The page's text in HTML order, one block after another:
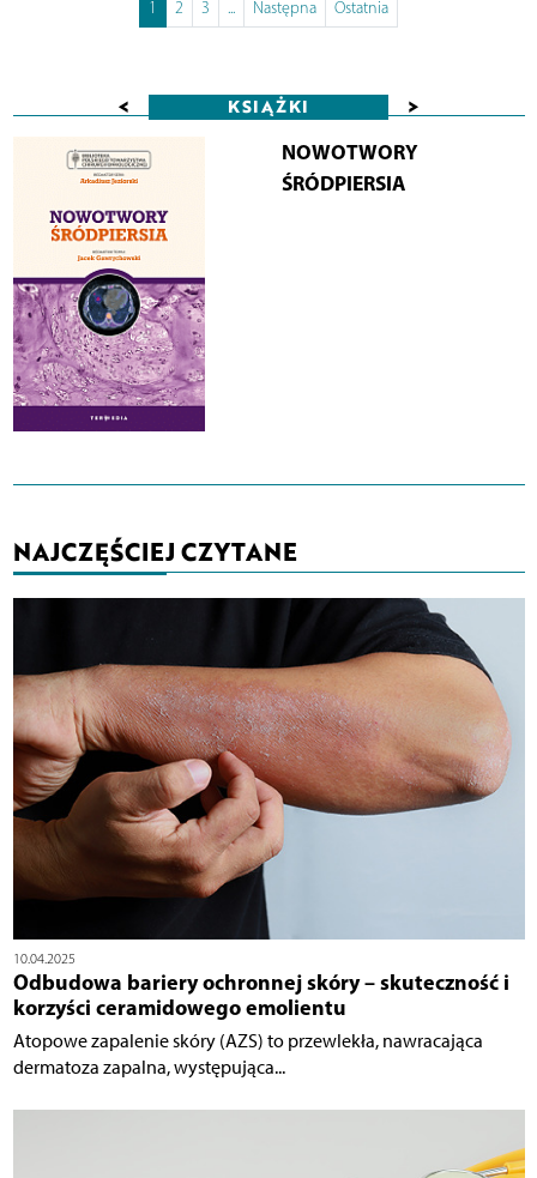
1 2 3 ... Następna Ostatnia
< KSIĄŻKI >
NOWOTWORY
ŚRÓDPIERSIA
NAJCZĘŚCIEJ CZYTANE
10.04.2025
Odbudowa bariery ochronnej skóry – skuteczność i
korzyści ceramidowego emolientu
Atopowe zapalenie skóry (AZS) to przewlekła, nawracająca
dermatoza zapalna, występująca...